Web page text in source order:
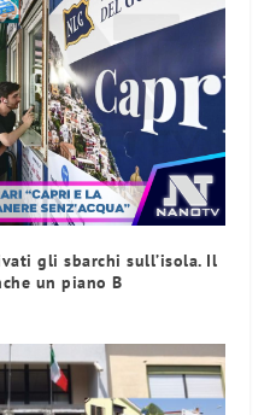
gli sbarchi sull’isola. Il
un piano B